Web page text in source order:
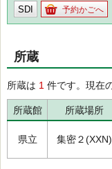
SDI 予約かごへ
所蔵
所蔵は 1 件です。現在
所蔵館 所蔵場所
県立 集密２(XXN)